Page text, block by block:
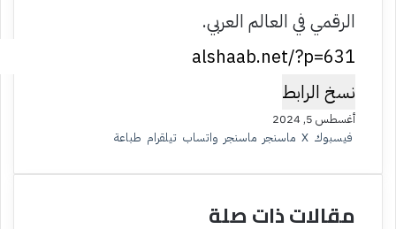
الرقمي في العالم العربي.
نسخ الرابط
أغسطس 5, 2024
فيسبوك ‫X ماسنجر ماسنجر واتساب تيلقرام طباعة
مقالات ذات صلة